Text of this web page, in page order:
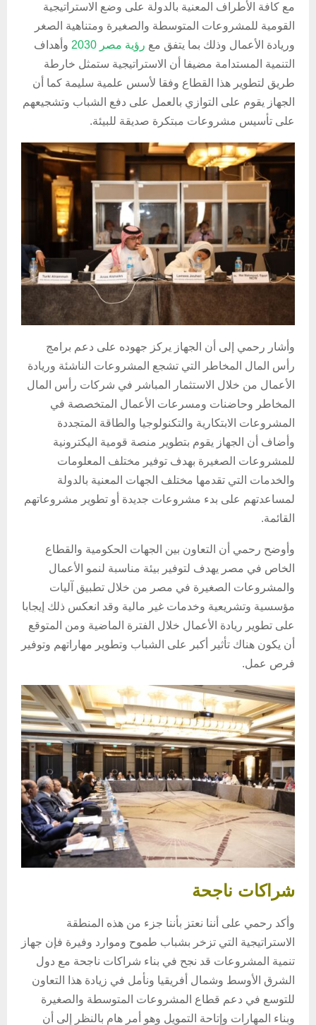
مع كافة الأطراف المعنية بالدولة على وضع الاستراتيجية
القومية للمشروعات المتوسطة والصغيرة ومتناهية الصغر
وريادة الأعمال وذلك بما يتفق مع رؤية مصر 2030
وأهداف
التنمية المستدامة مضيفا أن الاستراتيجية ستمثل خارطة
طريق لتطوير هذا القطاع وفقا لأسس علمية سليمة كما أن
الجهاز يقوم على التوازي بالعمل على دفع الشباب وتشجيعهم
على تأسيس مشروعات مبتكرة صديقة للبيئة.
وأشار رحمي إلى أن الجهاز يركز جهوده على دعم برامج
رأس المال المخاطر التي تشجع المشروعات الناشئة وريادة
الأعمال من خلال الاستثمار المباشر في شركات رأس المال
المخاطر وحاضنات ومسرعات الأعمال المتخصصة في
المشروعات الابتكارية والتكنولوجيا والطاقة المتجددة
وأضاف أن الجهاز يقوم بتطوير منصة قومية اليكترونية
للمشروعات الصغيرة بهدف توفير مختلف المعلومات
والخدمات التي تقدمها مختلف الجهات المعنية بالدولة
لمساعدتهم على بدء مشروعات جديدة أو تطوير مشروعاتهم
القائمة.
وأوضح رحمي أن التعاون بين الجهات الحكومية والقطاع
الخاص في مصر يهدف لتوفير بيئة مناسبة لنمو الأعمال
والمشروعات الصغيرة في مصر من خلال تطبيق آليات
مؤسسية وتشريعية وخدمات غير مالية وقد انعكس ذلك إيجابا
على تطوير ريادة الأعمال خلال الفترة الماضية ومن المتوقع
أن يكون هناك تأثير أكبر على الشباب وتطوير مهاراتهم وتوفير
فرص عمل.
شراكات ناجحة
وأكد رحمي على أننا نعتز بأننا جزء من هذه المنطقة
الاستراتيجية التي تزخر بشباب طموح وموارد وفيرة فإن جهاز
تنمية المشروعات قد نجح في بناء شراكات ناجحة مع دول
الشرق الأوسط وشمال أفريقيا ونأمل في زيادة هذا التعاون
للتوسع في دعم قطاع المشروعات المتوسطة والصغيرة
وبناء المهارات وإتاحة التمويل وهو أمر هام بالنظر إلى أن